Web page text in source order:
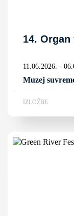
14.
11.06.2026. -
Muzej
IZLOŽBE